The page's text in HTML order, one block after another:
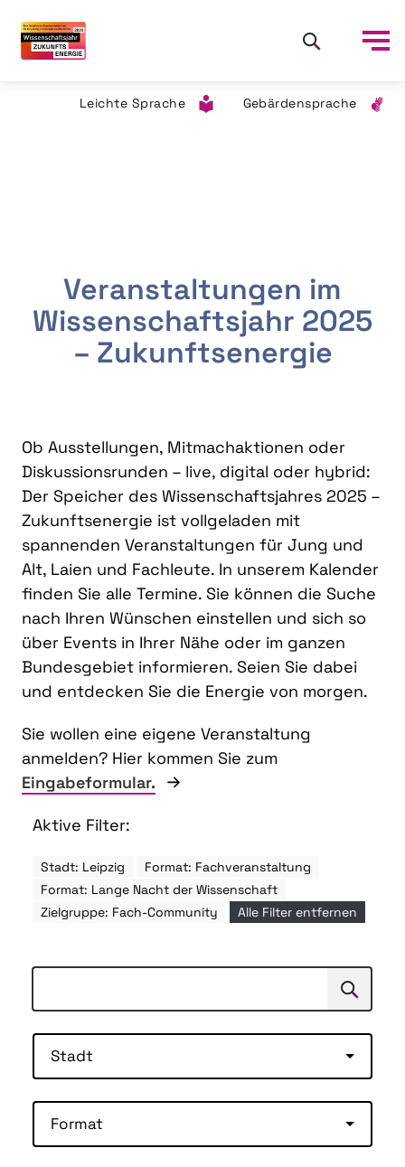
Leichte Sprache Gebärdensprache
Veranstaltungen im
Wissenschaftsjahr 2025
– Zukunftsenergie
Ob Ausstellungen, Mitmachaktionen oder
Diskussionsrunden – live, digital oder hybrid:
Der Speicher des Wissenschaftsjahres 2025 –
Zukunftsenergie ist vollgeladen mit
spannenden Veranstaltungen für Jung und
Alt, Laien und Fachleute. In unserem Kalender
finden Sie alle Termine. Sie können die Suche
nach Ihren Wünschen einstellen und sich so
über Events in Ihrer Nähe oder im ganzen
Bundesgebiet informieren. Seien Sie dabei
und entdecken Sie die Energie von morgen.
Sie wollen eine eigene Veranstaltung
anmelden? Hier kommen Sie zum
Eingabeformular.
Aktive Filter:
Stadt: Leipzig
Format: Fachveranstaltung
Format: Lange Nacht der Wissenschaft
Zielgruppe: Fach-Community
Alle Filter entfernen
Suchen
Stadt
Format